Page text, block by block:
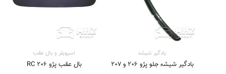
بادگیر شیشه
بادگیر شیشه جلو پژو ۲۰۶ و ۲۰۷
اسپویلر و بال عقب
بال عقب پژو 206 RC